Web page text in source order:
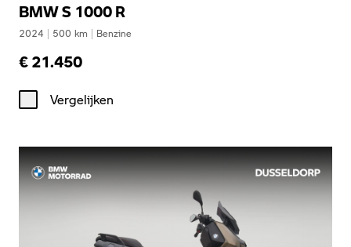
BMW S 1000 R
2024 | 500 km | Benzine
€ 21.450
Vergelijken